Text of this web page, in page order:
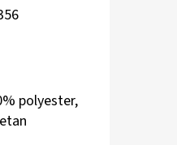
polyester,